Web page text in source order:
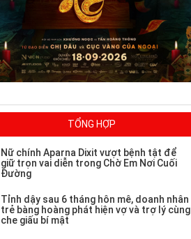
TỔNG HỢP
Nữ chính Aparna Dixit vượt bệnh tật để
giữ trọn vai diễn trong Chờ Em Nơi Cuối
Đường
Tỉnh dậy sau 6 tháng hôn mê, doanh nhân
trẻ bàng hoàng phát hiện vợ và trợ lý cùng
che giấu bí mật